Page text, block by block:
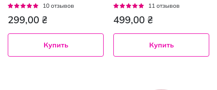
кислотой 50 мл
Рейтинг:
10 отзывов
299,00 ₴
Купить
восстанавливающий 50 мл
Рейтинг:
11 отзывов
499,00 ₴
Купить